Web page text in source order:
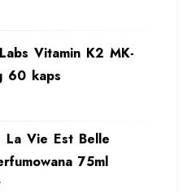
Vitamin K2 MK-
60 kaps
La Vie Est Belle
75ml